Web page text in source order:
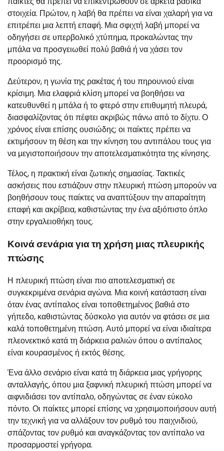
στοιχεία. Πρώτον, η λαβή θα πρέπει να είναι χαλαρή για να
επιτρέπει μια λεπτή επαφή. Μια σφιχτή λαβή μπορεί να
οδηγήσει σε υπερβολικό χτύπημα, προκαλώντας την
μπάλα να προσγειωθεί πολύ βαθιά ή να χάσει τον
προορισμό της.
Δεύτερον, η γωνία της ρακέτας ή του πηρουνιού είναι
κρίσιμη. Μια ελαφριά κλίση μπορεί να βοηθήσει να
κατευθυνθεί η μπάλα ή το φτερό στην επιθυμητή πλευρά,
διασφαλίζοντας ότι πέφτει ακριβώς πάνω από το δίχτυ. Ο
χρόνος είναι επίσης ουσιώδης; οι παίκτες πρέπει να
εκτιμήσουν τη θέση και την κίνηση του αντιπάλου τους για
να μεγιστοποιήσουν την αποτελεσματικότητα της κίνησης.
Τέλος, η πρακτική είναι ζωτικής σημασίας. Τακτικές
ασκήσεις που εστιάζουν στην πλευρική πτώση μπορούν να
βοηθήσουν τους παίκτες να αναπτύξουν την απαραίτητη
επαφή και ακρίβεια, καθιστώντας την ένα αξιόπιστο όπλο
στην εργαλειοθήκη τους.
Κοινά σενάρια για τη χρήση μιας πλευρικής
πτώσης
Η πλευρική πτώση είναι πιο αποτελεσματική σε
συγκεκριμένα σενάρια αγώνα. Μια κοινή κατάσταση είναι
όταν ένας αντίπαλος είναι τοποθετημένος βαθιά στο
γήπεδο, καθιστώντας δύσκολο για αυτόν να φτάσει σε μια
καλά τοποθετημένη πτώση. Αυτό μπορεί να είναι ιδιαίτερα
πλεονεκτικό κατά τη διάρκεια ραλιών όπου ο αντίπαλος
είναι κουρασμένος ή εκτός θέσης.
Ένα άλλο σενάριο είναι κατά τη διάρκεια μιας γρήγορης
ανταλλαγής, όπου μια ξαφνική πλευρική πτώση μπορεί να
αιφνιδιάσει τον αντίπαλο, οδηγώντας σε έναν εύκολο
πόντο. Οι παίκτες μπορεί επίσης να χρησιμοποιήσουν αυτή
την τεχνική για να αλλάξουν τον ρυθμό του παιχνιδιού,
σπάζοντας τον ρυθμό και αναγκάζοντας τον αντίπαλο να
προσαρμοστεί γρήγορα.